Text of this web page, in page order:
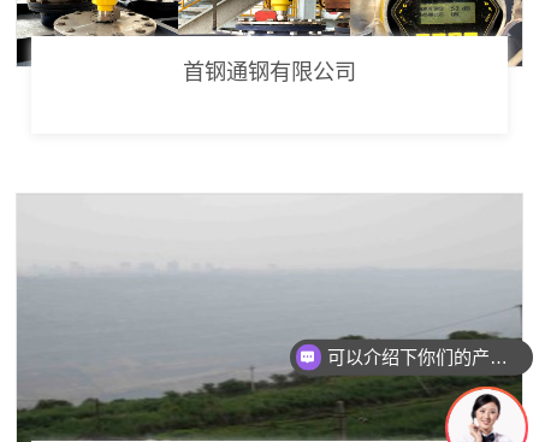
首钢通钢有限公司
可以介绍下你们的产品么